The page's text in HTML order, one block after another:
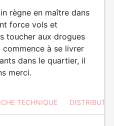
règne en maître dans
force vols et
toucher aux drogues
à se livrer
dans le quartier, il
merci.
TECHNIQUE